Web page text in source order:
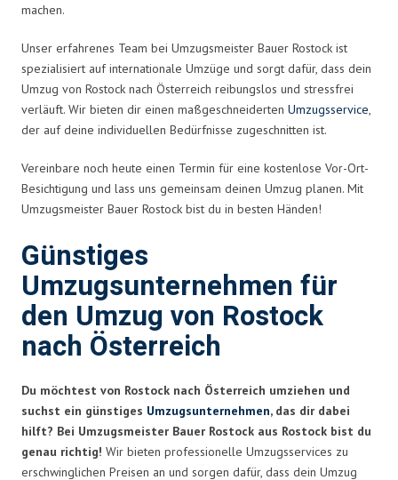
machen.
Unser erfahrenes Team bei Umzugsmeister Bauer Rostock ist
spezialisiert auf internationale Umzüge und sorgt dafür, dass dein
Umzug von Rostock nach Österreich reibungslos und stressfrei
verläuft. Wir bieten dir einen maßgeschneiderten Umzugsservice,
der auf deine individuellen Bedürfnisse zugeschnitten ist.
Vereinbare noch heute einen Termin für eine kostenlose Vor-Ort-
Besichtigung und lass uns gemeinsam deinen Umzug planen. Mit
Umzugsmeister Bauer Rostock bist du in besten Händen!
Günstiges
Umzugsunternehmen für
den Umzug von Rostock
nach Österreich
Du möchtest von Rostock nach Österreich umziehen und
suchst ein günstiges Umzugsunternehmen, das dir dabei
hilft? Bei Umzugsmeister Bauer Rostock aus Rostock bist du
genau richtig! Wir bieten professionelle Umzugsservices zu
erschwinglichen Preisen an und sorgen dafür, dass dein Umzug